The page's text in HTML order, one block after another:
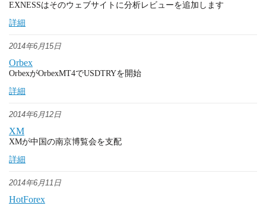
EXNESSはそのウェブサイトに分析レビューを追加します
詳細
2014年6月15日
Orbex
OrbexがOrbexMT4でUSDTRYを開始
詳細
2014年6月12日
XM
XMが中国の南京博覧会を支配
詳細
2014年6月11日
HotForex